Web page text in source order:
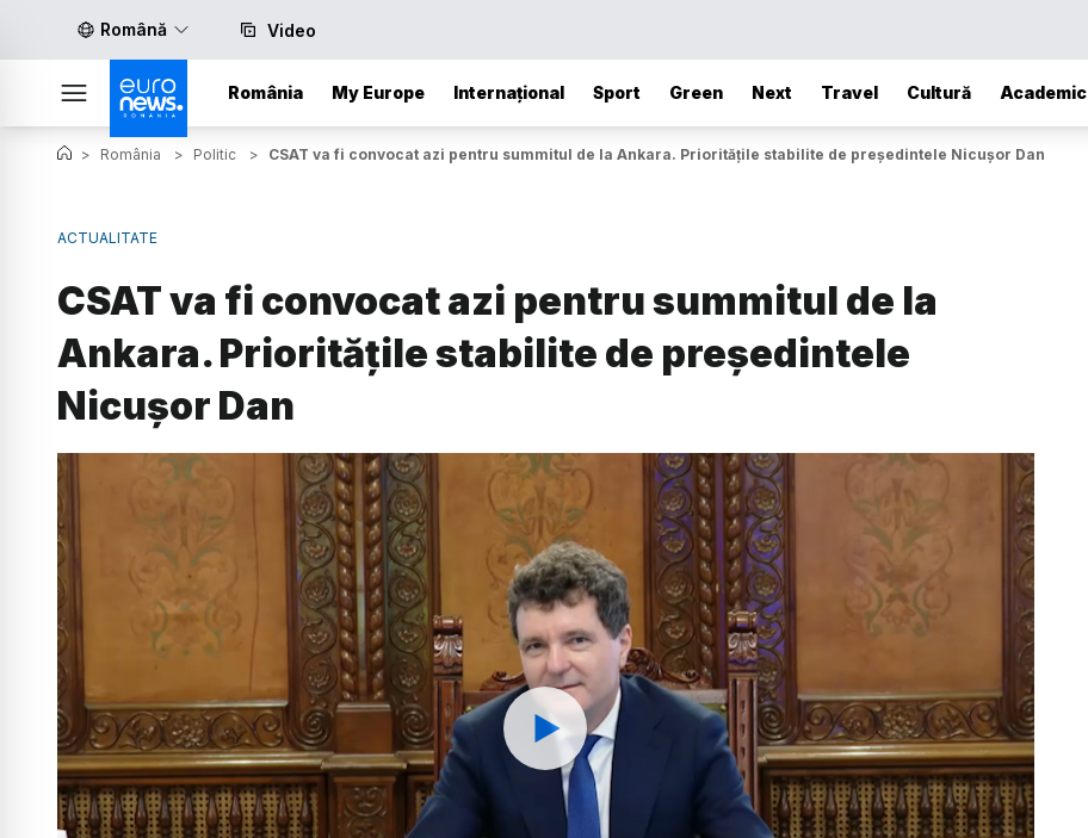
Română Video
România My Europe Internațional Sport Green Next Travel Cultură Academic
> România > Politic > CSAT va fi convocat azi pentru summitul de la Ankara. Prioritățile stabilite de președintele Nicușor Dan
ACTUALITATE
CSAT va fi convocat azi pentru summitul de la
Ankara. Prioritățile stabilite de președintele
Nicușor Dan
Watch